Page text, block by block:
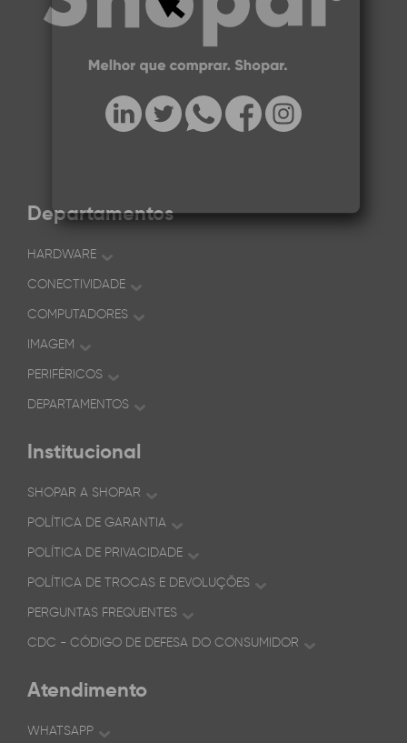
Departamentos
HARDWARE
CONECTIVIDADE
COMPUTADORES
IMAGEM
PERIFÉRICOS
DEPARTAMENTOS
Institucional
SHOPAR A SHOPAR
POLÍTICA DE GARANTIA
POLÍTICA DE PRIVACIDADE
POLÍTICA DE TROCAS E DEVOLUÇÕES
PERGUNTAS FREQUENTES
CDC - CÓDIGO DE DEFESA DO CONSUMIDOR
Atendimento
WHATSAPP